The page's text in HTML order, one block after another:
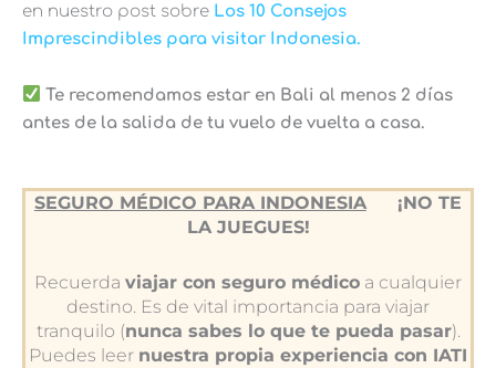
en nuestro post sobre Los 10 Consejos
Imprescindibles para visitar Indonesia.
Te recomendamos estar en Bali al menos 2 días
antes de la salida de tu vuelo de vuelta a casa.
SEGURO MÉDICO PARA INDONESIA
¡NO TE
LA JUEGUES!
Recuerda viajar con seguro médico a cualquier
destino. Es de vital importancia para viajar
tranquilo (nunca sabes lo que te pueda pasar).
Puedes leer nuestra propia experiencia con IATI